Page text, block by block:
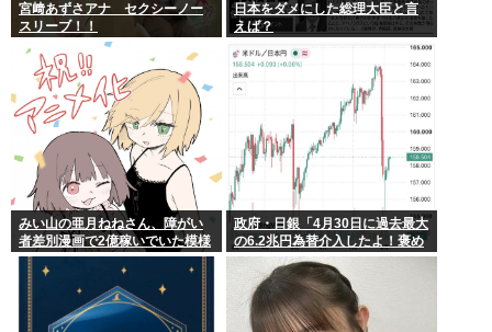
宮﨑あずさアナ セクシーノー
スリーブ！！
日本をダメにした総理大臣と言
えば？
みい山の亜月ねねさん、障がい
者差別漫画で2億稼いでいた模様
www
政府・日銀「4月30日に過去最大
の6.2兆円為替介入したよ！褒め
てよ！」